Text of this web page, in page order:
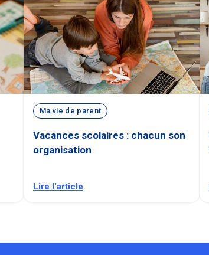
Ma vie de parent
Vacances scolaires : chacun son
organisation
Lire l'article